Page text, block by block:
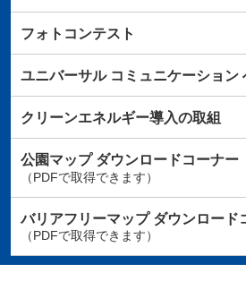
フォトコンテスト
ユニバーサルコミュニケーション
クリーンエネルギー導入の取組
公園マップダウンロードコーナー
（PDFで取得できます）
バリアフリーマップダウンロード
（PDFで取得できます）